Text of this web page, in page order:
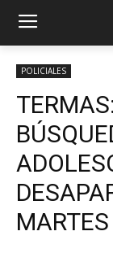
POLICIALES
MARTES